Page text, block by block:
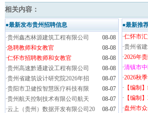
相关内容：
●最新发布贵州招聘信息
·贵州鑫杰林源建筑工程有限公司
08-08
·急聘教师和女教官
08-08
·仁怀市招聘教师和女教官
08-08
·贵州高速黔通建设工程有限公司
08-08
·贵州省建筑设计研究院2026年招
08-07
·贵阳市卫健投智慧医疗科技有限
08-07
·贵州航天控制技术有限公司航天
08-07
·云上（贵州）数据开发有限公司20
08-07
●最新推
·仁怀市
·贵州省
·2026年
·清镇市
·2026秋
· 【编制
· 【编制
·盘州市